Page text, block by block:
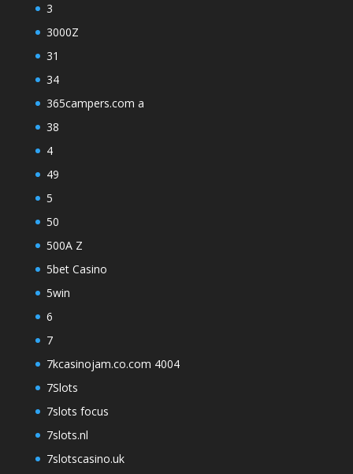
3
3000Z
31
34
365campers.com a
38
4
49
5
50
500A Z
5bet Casino
5win
6
7
7kcasinojam.co.com 4004
7Slots
7slots focus
7slots.nl
7slotscasino.uk